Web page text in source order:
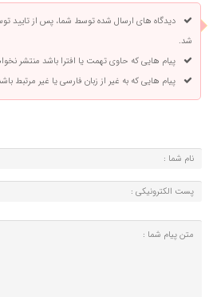
دیدگاه های ارسال شده توسط شما، پس از تایید
شد.
پیام هایی که حاوی تهمت یا افترا باشد منتشر
پیام هایی که به غیر از زبان فارسی یا غیر مرتبط